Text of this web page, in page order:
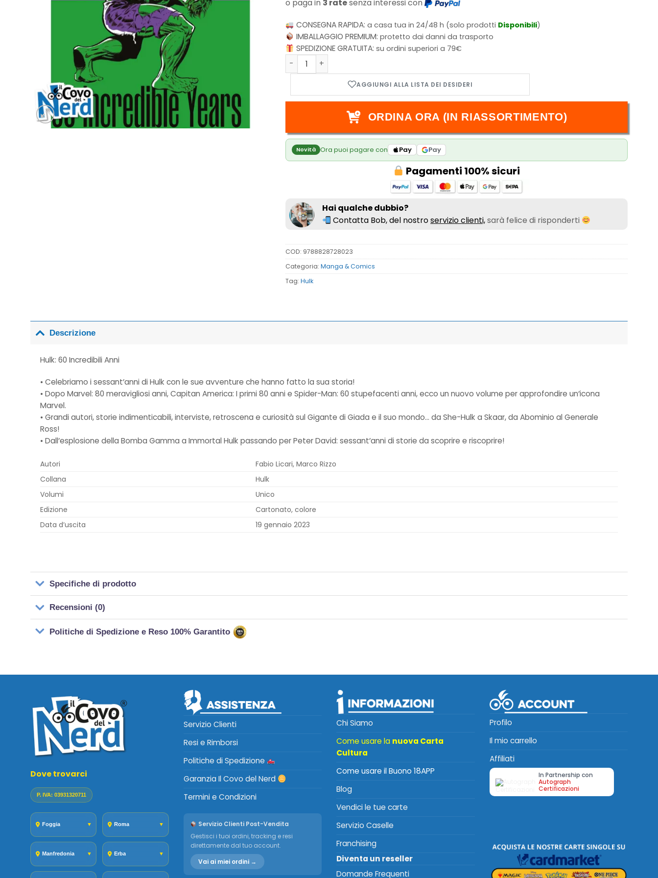
o paga in 3 ratesenza interessi con
CONSEGNA RAPIDA: a casa tua in 24/48 h (solo prodotti Disponibili)
IMBALLAGGIO PREMIUM: protetto dai danni da trasporto
SPEDIZIONE GRATUITA: su ordini superiori a 79€
Hulk: 60 Incredibili Anni quantità
ORDINA ORA (IN RIASSORTIMENTO)
Novità Ora puoi pagare con Pay Pay
Pagamenti 100% sicuri
Hai qualche dubbio?
Contatta Bob, del nostroservizio clienti,sarà felice di risponderti
COD: 9788828728023
Categoria: Manga & Comics
Tag: Hulk
Descrizione
Hulk: 60 Incredibili Anni
• Celebriamo i sessant’anni di Hulk con le sue avventure che hanno fatto la sua storia!
• Dopo Marvel: 80 meravigliosi anni, Capitan America: I primi 80 anni e Spider-Man: 60 stupefacenti anni, ecco un nuovo volume per approfondire un’icona
Marvel.
• Grandi autori, storie indimenticabili, interviste, retroscena e curiosità sul Gigante di Giada e il suo mondo… da She-Hulk a Skaar, da Abominio al Generale
Ross!
• Dall’esplosione della Bomba Gamma a Immortal Hulk passando per Peter David: sessant’anni di storie da scoprire e riscoprire!
Autori
Fabio Licari, Marco Rizzo
Collana
Hulk
Volumi
Unico
Edizione
Cartonato, colore
Data d’uscita
19 gennaio 2023
Specifiche di prodotto
Recensioni (0)
Politiche di Spedizione e Reso 100% Garantito
Dove trovarci
P. IVA: 03931320711
Foggia ▼ Roma ▼
Manfredonia ▼ Erba ▼
Servizio Clienti
Resi e Rimborsi
Politiche di Spedizione
Garanzia Il Covo del Nerd
Termini e Condizioni
Servizio Clienti Post-Vendita
Gestisci i tuoi ordini, tracking e resi
direttamente dal tuo account.
Vai ai miei ordini →
Chi Siamo
Come usare la nuova Carta
Cultura
Come usare il Buono 18APP
Blog
Vendici le tue carte
Servizio Caselle
Franchising
Diventa un reseller
Domande Frequenti
Profilo
Il mio carrello
Affiliati
In Partnership con
Autograph
Certificazioni